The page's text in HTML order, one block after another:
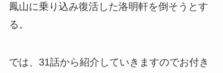
鳳山に乗り込み復活した洛明軒を倒そうとす
る。
では、31話から紹介していきますのでお付き